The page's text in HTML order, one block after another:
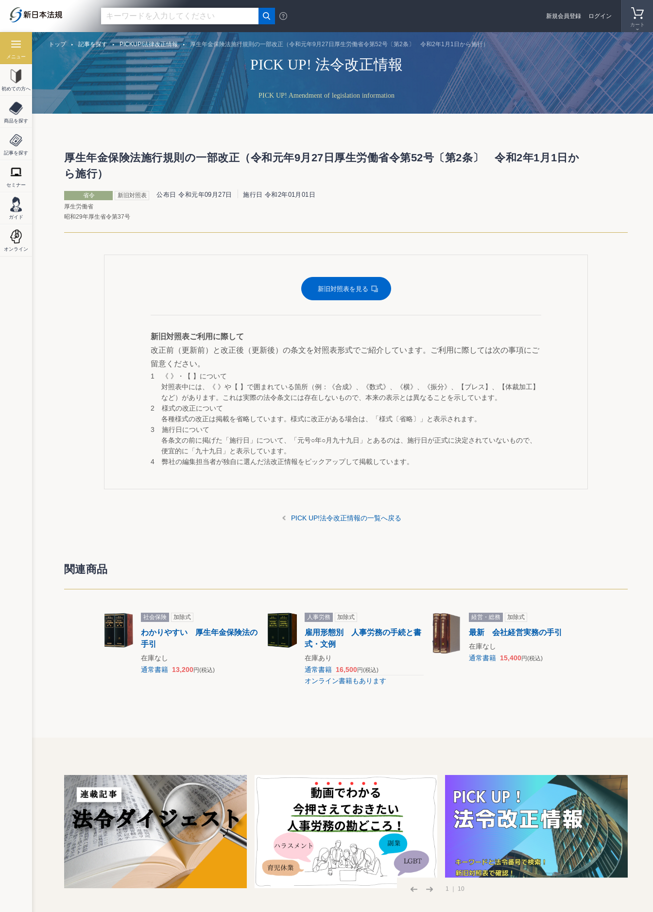
カート
新規会員登録 ログイン
メニュー
初めての方へ
商品を探す
記事を探す
セミナー
ガイド
オンライン
PICK UP! 法令改正情報
PICK UP! Amendment of legislation information
トップ 記事を探す PICKUP!法律改正情報 厚生年金保険法施行規則の一部改正（令和元年9月27日厚生労働省令第52号〔第2条〕 令和2年1月1日から施行）
厚生年金保険法施行規則の一部改正（令和元年9月27日厚生労働省令第52号〔第2条〕 令和2年1月1日か
ら施行）
省令 新旧対照表 公布日 令和元年09月27日 施行日 令和2年01月01日
厚生労働省
昭和29年厚生省令第37号
新旧対照表を見る
新旧対照表ご利用に際して
改正前（更新前）と改正後（更新後）の条文を対照表形式でご紹介しています。ご利用に際しては次の事項にご
留意ください。
《 》・【 】について
対照表中には、《 》や【 】で囲まれている箇所（例：《合成》、《数式》、《横》、《振分》、【ブレス】、【体裁加工】
など）があります。これは実際の法令条文には存在しないもので、本来の表示とは異なることを示しています。
様式の改正について
各種様式の改正は掲載を省略しています。様式に改正がある場合は、「様式〔省略〕」と表示されます。
施行日について
各条文の前に掲げた「施行日」について、「元号○年○月九十九日」とあるのは、施行日が正式に決定されていないもので、
便宜的に「九十九日」と表示しています。
弊社の編集担当者が独自に選んだ法改正情報をピックアップして掲載しています。
PICK UP!法令改正情報の一覧へ戻る
関連商品
社会保険 加除式
わかりやすい 厚生年金保険法の
手引
在庫なし
通常書籍 13,200円(税込)
人事労務 加除式
雇用形態別 人事労務の手続と書
式・文例
在庫あり
通常書籍 16,500円(税込)
オンライン書籍もあります
経営・総務 加除式
最新 会社経営実務の手引
在庫なし
通常書籍 15,400円(税込)
1 ｜ 10